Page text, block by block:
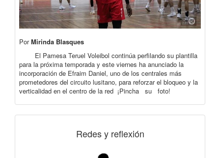
PorMirinda Blasques
El Pamesa Teruel Voleibol continúa perfilando su plantilla
para la próxima temporada y este viernes ha anunciado la
incorporación de Efraim Daniel, uno de los centrales más
prometedores del circuito lusitano, para reforzar el bloqueo y la
verticalidad en el centro de la red ¡Pincha su foto!
Redes y reflexión